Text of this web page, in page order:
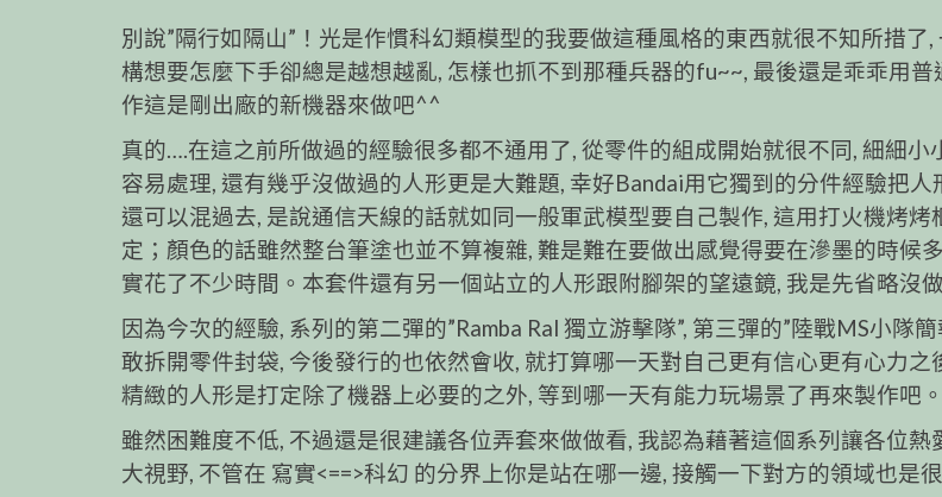
別說”隔行如隔山”！光是作慣科幻類模型的我要做這種風格的東西就很不知所措了
構想要怎麼下手卻總是越想越亂, 怎樣也抓不到那種兵器的fu~~, 最後還是乖乖用普
作這是剛出廠的新機器來做吧^^
真的….在這之前所做過的經驗很多都不通用了, 從零件的組成開始就很不同, 細細小
容易處理, 還有幾乎沒做過的人形更是大難題, 幸好Bandai用它獨到的分件經驗把人
還可以混過去, 是說通信天線的話就如同一般軍武模型要自己製作, 這用打火機烤烤
定；顏色的話雖然整台筆塗也並不算複雜, 難是難在要做出感覺得要在滲墨的時候
實花了不少時間。本套件還有另一個站立的人形跟附腳架的望遠鏡, 我是先省略沒
因為今次的經驗, 系列的第二彈的”Ramba Ral 獨立游擊隊”, 第三彈的”陸戰MS小隊
敢拆開零件封袋, 今後發行的也依然會收, 就打算哪一天對自己更有信心更有心力之
精緻的人形是打定除了機器上必要的之外, 等到哪一天有能力玩場景了再來製作吧。
雖然困難度不低, 不過還是很建議各位弄套來做做看, 我認為藉著這個系列讓各位熱
大視野, 不管在 寫實<==>科幻 的分界上你是站在哪一邊, 接觸一下對方的領域也是